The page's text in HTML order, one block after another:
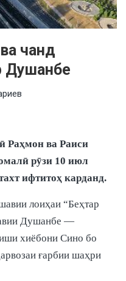
чанд
Душанбе
Раҳмон ва Раиси
рӯзи 10 июл
ифтитоҳ карданд.
лоиҳаи “Беҳтар
Душанбе —
хиёбони Сино бо
ғарбии шаҳри